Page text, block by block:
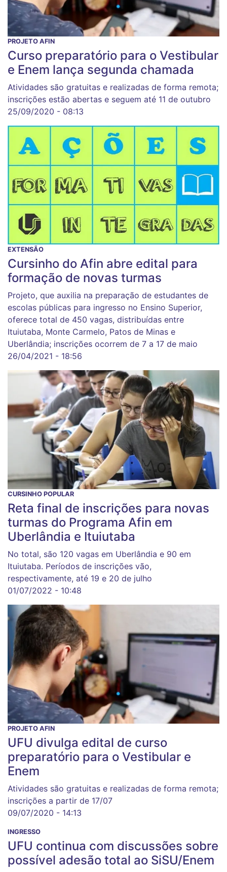
PROJETO AFIN
Curso preparatório para o Vestibular
e Enem lança segunda chamada
Atividades são gratuitas e realizadas de forma remota;
inscrições estão abertas e seguem até 11 de outubro
25/09/2020 - 08:13
EXTENSÃO
Cursinho do Afin abre edital para
formação de novas turmas
Projeto, que auxilia na preparação de estudantes de
escolas públicas para ingresso no Ensino Superior,
oferece total de 450 vagas, distribuídas entre
Ituiutaba, Monte Carmelo, Patos de Minas e
Uberlândia; inscrições ocorrem de 7 a 17 de maio
26/04/2021 - 18:56
CURSINHO POPULAR
Reta final de inscrições para novas
turmas do Programa Afin em
Uberlândia e Ituiutaba
No total, são 120 vagas em Uberlândia e 90 em
Ituiutaba. Períodos de inscrições vão,
respectivamente, até 19 e 20 de julho
01/07/2022 - 10:48
PROJETO AFIN
UFU divulga edital de curso
preparatório para o Vestibular e
Enem
Atividades são gratuitas e realizadas de forma remota;
inscrições a partir de 17/07
09/07/2020 - 14:13
INGRESSO
UFU continua com discussões sobre
possível adesão total ao SiSU/Enem